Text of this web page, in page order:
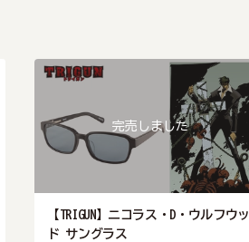
完売しました
【TRIGUN】ニコラス・D・ウルフウッ
ド サングラス